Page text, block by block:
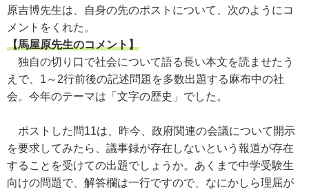
原吉博先生は、自身の先のポストについて、次のようにコ
メントをくれた。
【馬屋原先生のコメント】
独自の切り口で社会について語る長い本文を読ませたう
えで、1～2行前後の記述問題を多数出題する麻布中の社
会。今年のテーマは「文字の歴史」でした。
ポストした問11は、昨今、政府関連の会議について開示
を要求してみたら、議事録が存在しないという報道が存在
することを受けての出題でしょうか。あくまで中学受験生
向けの問題で、解答欄は一行ですので、なにかしら理屈が